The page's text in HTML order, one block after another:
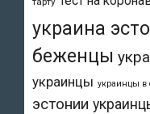
украина
беженцы
украинцы украинцы в
эстонии